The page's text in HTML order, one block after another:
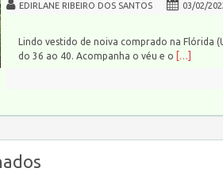
EDIRLANE RIBEIRO DOS SANTOS 03/02/
Lindo vestido de noiva comprado na Flórida
do 36 ao 40. Acompanha o véu e o […]